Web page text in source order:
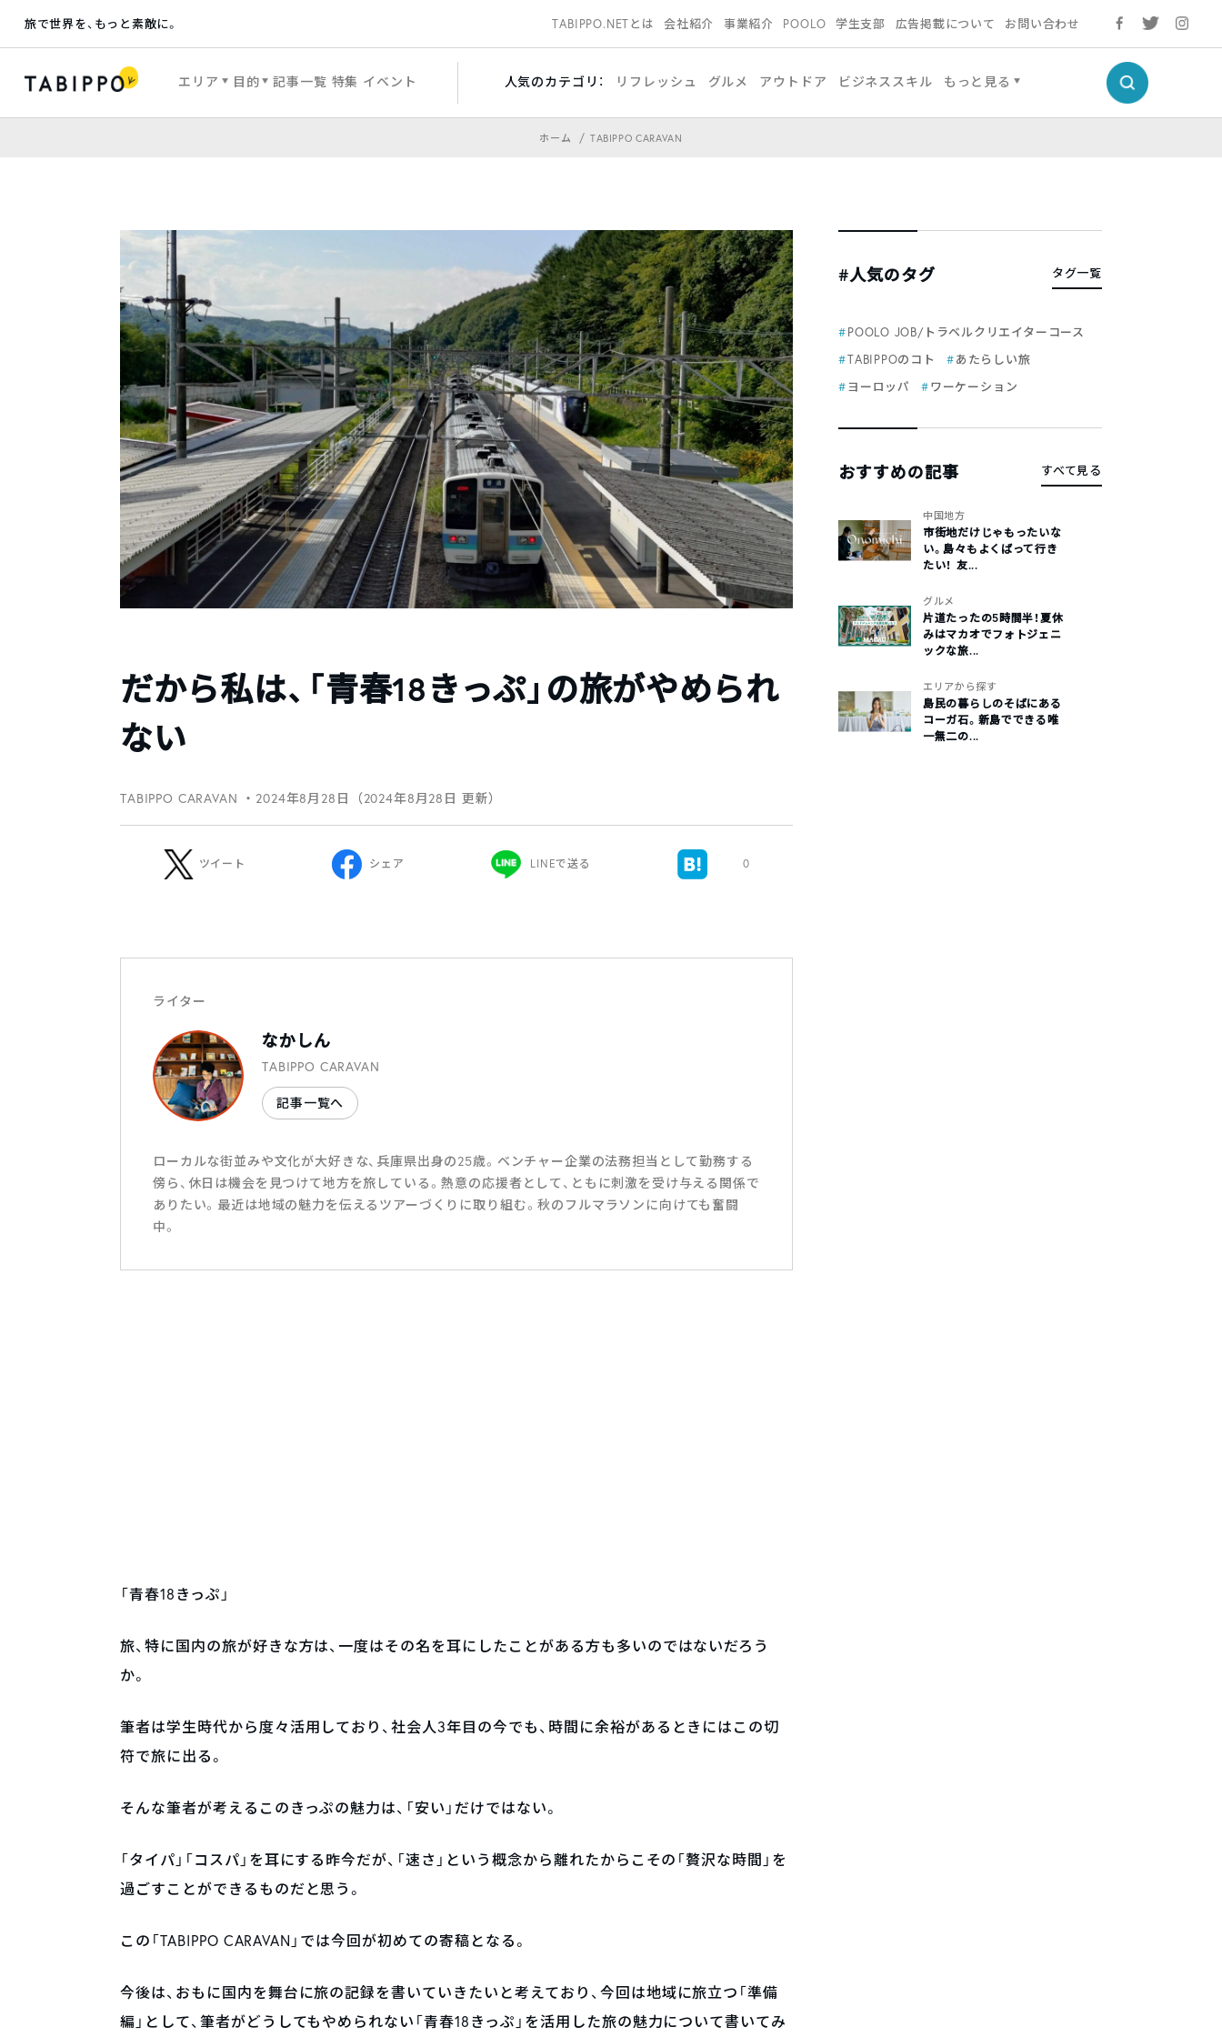
旅で世界を、もっと素敵に。 TABIPPO.NETとは 会社紹介 事業紹介 POOLO 学生支部 広告掲載について お問い合わせ
エリア 目的 記事一覧 特集 イベント 人気のカテゴリ： リフレッシュ グルメ アウトドア ビジネススキル もっと見る
ホーム TABIPPO CARAVAN
だから私は、「青春18きっぷ」の旅がやめられ
ない
TABIPPO CARAVAN ・2024年8月28日（2024年8月28日 更新）
ツイート シェア LINEで送る 0
ライター
なかしん
TABIPPO CARAVAN
記事一覧へ
ローカルな街並みや文化が大好きな、兵庫県出身の25歳。ベンチャー企業の法務担当として勤務する
傍ら、休日は機会を見つけて地方を旅している。熱意の応援者として、ともに刺激を受け与える関係で
ありたい。最近は地域の魅力を伝えるツアーづくりに取り組む。秋のフルマラソンに向けても奮闘
中。
「青春18きっぷ」
旅、特に国内の旅が好きな方は、一度はその名を耳にしたことがある方も多いのではないだろう
か。
筆者は学生時代から度々活用しており、社会人3年目の今でも、時間に余裕があるときにはこの切
符で旅に出る。
そんな筆者が考えるこのきっぷの魅力は、「安い」だけではない。
「タイパ」「コスパ」を耳にする昨今だが、「速さ」という概念から離れたからこその「贅沢な時間」を
過ごすことができるものだと思う。
この「TABIPPO CARAVAN」では今回が初めての寄稿となる。
今後は、おもに国内を舞台に旅の記録を書いていきたいと考えており、今回は地域に旅立つ「準備
編」として、筆者がどうしてもやめられない「青春18きっぷ」を活用した旅の魅力について書いてみ
#人気のタグ タグ一覧
POOLO JOB/トラベルクリエイターコース
TABIPPOのコト
あたらしい旅
ヨーロッパ
ワーケーション
おすすめの記事 すべて見る
中国地方
市街地だけじゃもったいな
い。島々もよくばって行き
たい！ 友...
グルメ
片道たったの5時間半！夏休
みはマカオでフォトジェニ
ックな旅...
エリアから探す
島民の暮らしのそばにある
コーガ石。新島でできる唯
一無二の...